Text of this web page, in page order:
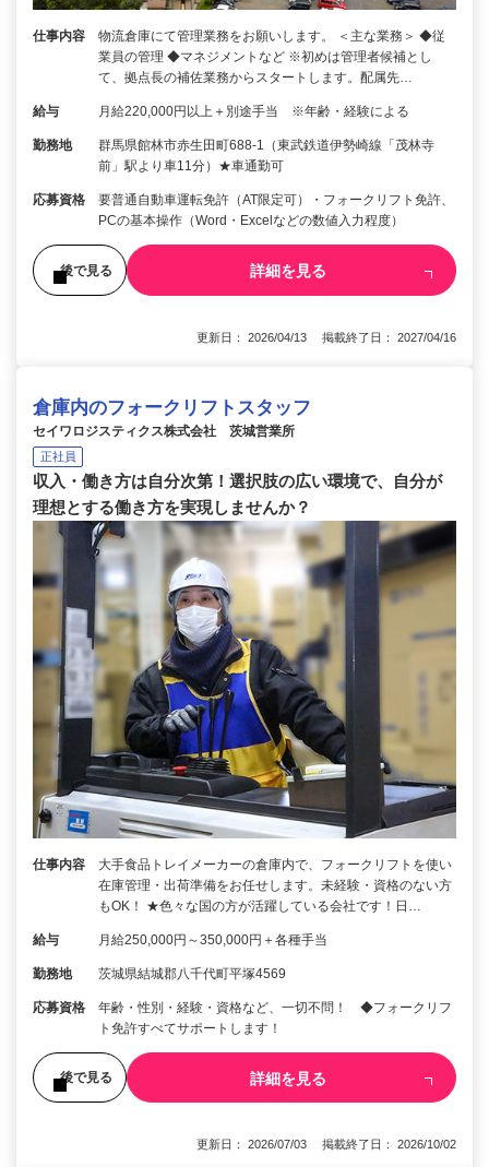
仕事内容
物流倉庫にて管理業務をお願いします。 ＜主な業務＞ ◆従
業員の管理 ◆マネジメントなど ※初めは管理者候補とし
て、拠点長の補佐業務からスタートします。配属先…
給与 月給220,000円以上＋別途手当 ※年齢・経験による
勤務地
群馬県館林市赤生田町688-1（東武鉄道伊勢崎線「茂林寺
前」駅より車11分）★車通勤可
応募資格
要普通自動車運転免許（AT限定可）・フォークリフト免許、
PCの基本操作（Word・Excelなどの数値入力程度）
後で見る 詳細を見る
更新日： 2026/04/13 掲載終了日： 2027/04/16
倉庫内のフォークリフトスタッフ
セイワロジスティクス株式会社 茨城営業所
正社員
収入・働き方は自分次第！選択肢の広い環境で、自分が
理想とする働き方を実現しませんか？
仕事内容
大手食品トレイメーカーの倉庫内で、フォークリフトを使い
在庫管理・出荷準備をお任せします。未経験・資格のない方
もOK！ ★色々な国の方が活躍している会社です！日…
給与 月給250,000円～350,000円＋各種手当
勤務地 茨城県結城郡八千代町平塚4569
応募資格
年齢・性別・経験・資格など、一切不問！ ◆フォークリフ
ト免許すべてサポートします！
後で見る 詳細を見る
更新日： 2026/07/03 掲載終了日： 2026/10/02